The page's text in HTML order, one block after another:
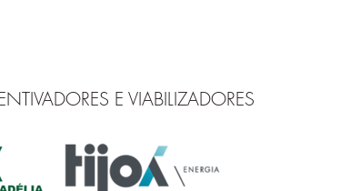
E VIABILIZADORES